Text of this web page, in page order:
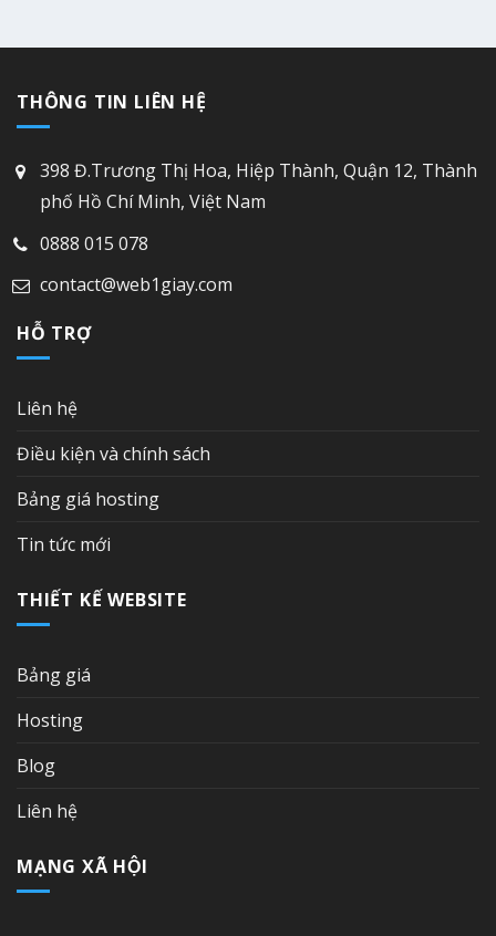
THÔNG TIN LIÊN HỆ
398 Đ.Trương Thị Hoa, Hiệp Thành, Quận 12, Thành
phố Hồ Chí Minh, Việt Nam
0888 015 078
contact@web1giay.com
HỖ TRỢ
Liên hệ
Điều kiện và chính sách
Bảng giá hosting
Tin tức mới
THIẾT KẾ WEBSITE
Bảng giá
Hosting
Blog
Liên hệ
MẠNG XÃ HỘI